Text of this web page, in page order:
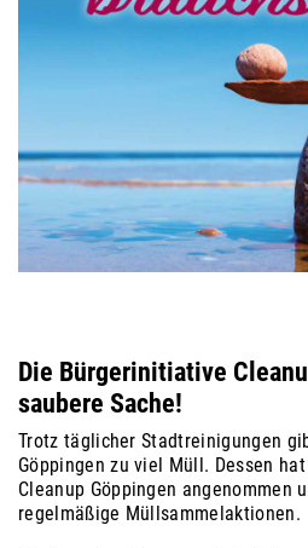
Die Bürgerinitiative
saubere Sache!
Trotz täglicher Stadtreinigungen
Göppingen zu viel Müll. Dessen
Cleanup Göppingen angenommen
regelmäßige Müllsammelaktionen.